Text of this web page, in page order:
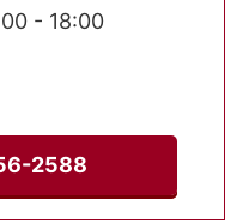
- 18:00
2588